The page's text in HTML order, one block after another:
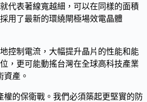
代表著線寬越細，可以在同樣的面積
用了最新的環繞閘極場效電晶體
控制電流，大幅提升晶片的性能和能
，更可能動搖台灣在全球高科技產業
資產。
的保衛戰。我們必須築起更堅實的防